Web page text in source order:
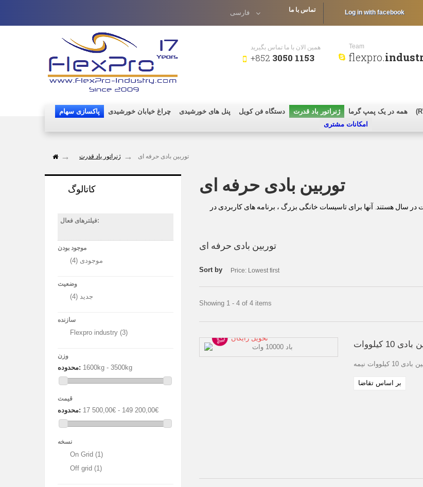
فارسى Log in with facebook تماس با ما
همین الان با ما تماس بگیرید
+852 3050 1153
Team
flexpro.
همه در یک پمپ گرما ژنراتور باد قدرت دستگاه فن کویل پنل های خورشیدی چراغ خیابان خورشیدی
پاکسازی سهام
امکانات مشتری
ژنراتور باد قدرت توربین بادی حرفه ای
کاتالوگ
فیلترهای فعال:
موجود بودن
موجودی (4)
وضعیت
جدید (4)
سازنده
Flexpro industry (3)
وزن
محدوده: 1600kg - 3500kg
قیمت
محدوده: 17 500,00€ - 149 200,00€
نسخه
On Grid (1)
Off grid (1)
توربین بادی حرفه ای
بزرگ قادر به تأمین حداکثر 15000 کیلووات ساعت در سال هستند. آنها برای تاسیسات خانگی بزرگ ، برنامه های کاربردی در
Sort by Price: Lowest first
Showing 1 - 4 of 4 items
تحویل رایگان
بر اساس تقاضا